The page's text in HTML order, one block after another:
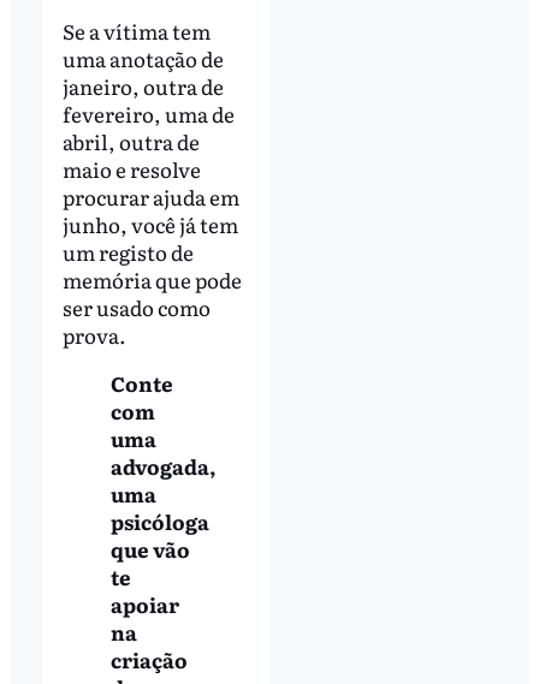
Se a vítima tem
uma anotação de
janeiro, outra de
fevereiro, uma de
abril, outra de
maio e resolve
procurar ajuda em
junho, você já tem
um registo de
memória que pode
ser usado como
prova.
Conte
com
uma
advogada,
uma
psicóloga
que vão
te
apoiar
na
criação